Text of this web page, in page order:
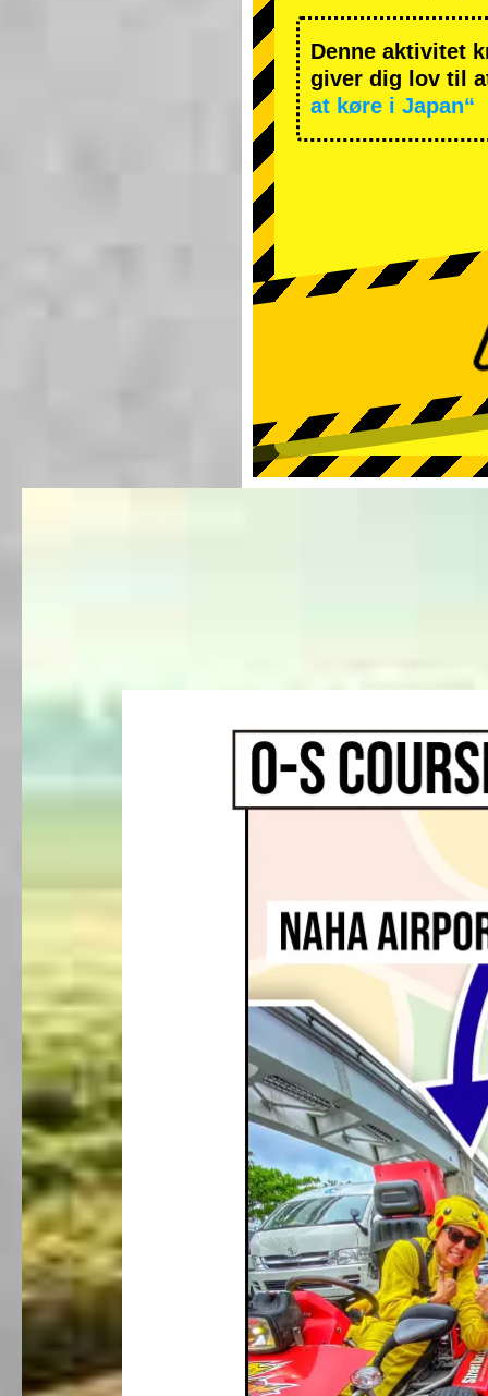
Denne aktivitet
giver dig lov til
at køre i Japan“